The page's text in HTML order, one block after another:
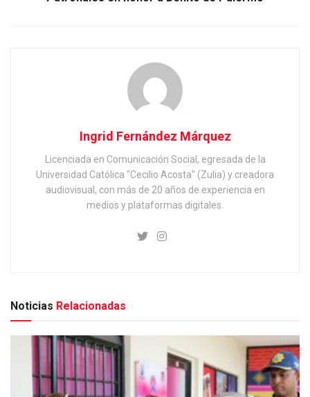
Ingrid Fernández Márquez
Licenciada en Comunicación Social, egresada de la
Universidad Católica "Cecilio Acosta" (Zulia) y creadora
audiovisual, con más de 20 años de experiencia en
medios y plataformas digitales.
Noticias Relacionadas